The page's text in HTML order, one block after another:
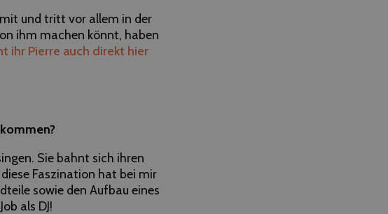
mit und tritt vor allem in der
ihm machen könnt, haben
ihr Pierre auch direkt hier
Sie bahnt sich ihren
Faszination hat bei mir
sowie den Aufbau eines
als DJ!